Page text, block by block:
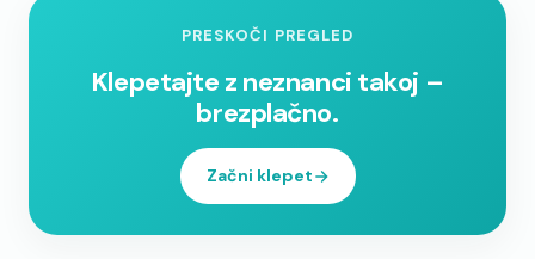
PRESKOČI PREGLED
Klepetajte z neznanci takoj –
brezplačno.
Začni klepet